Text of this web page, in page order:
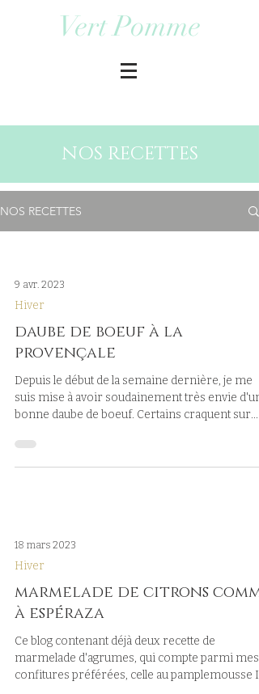
Vert Pomme
NOS RECETTES
NOS RECETTES
9 avr. 2023
Hiver
daube de boeuf à la
provençale
Depuis le début de la semaine dernière, je me
suis mise à avoir soudainement très envie
bonne daube de boeuf. Certains craquent sur...
18 mars 2023
Hiver
marmelade de citrons
à espéraza
Ce blog contenant déjà deux recette de
marmelade d'agrumes, qui compte parmi mes
confitures préférées, celle au pamplemousse